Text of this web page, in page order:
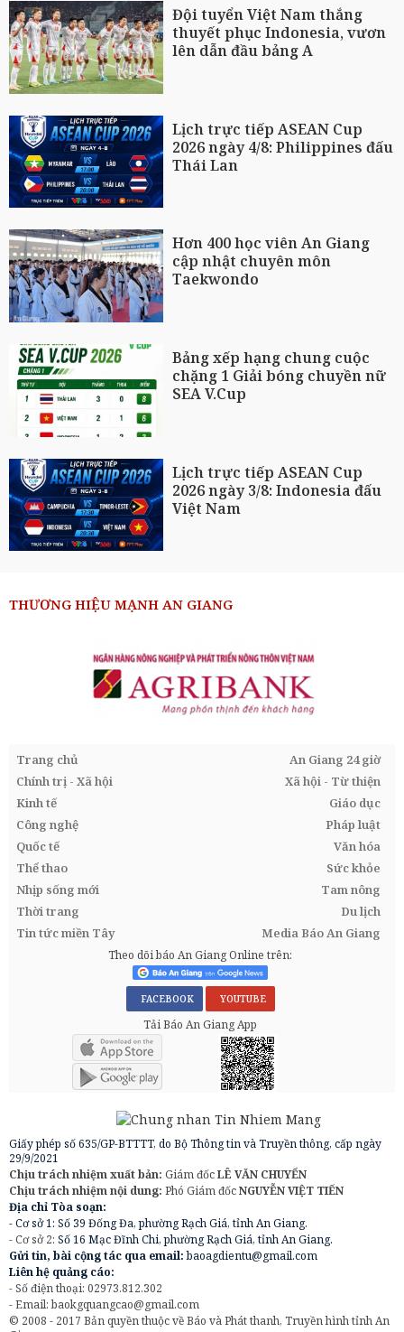
Đội tuyển Việt Nam thắng
thuyết phục Indonesia, vươn
lên dẫn đầu bảng A
Lịch trực tiếp ASEAN Cup
2026 ngày 4/8: Philippines đấu
Thái Lan
Hơn 400 học viên An Giang
cập nhật chuyên môn
Taekwondo
Bảng xếp hạng chung cuộc
chặng 1 Giải bóng chuyền nữ
SEA V.Cup
Lịch trực tiếp ASEAN Cup
2026 ngày 3/8: Indonesia đấu
Việt Nam
THƯƠNG HIỆU MẠNH AN GIANG
Trang chủ
An Giang 24 giờ
Chính trị - Xã hội
Xã hội - Từ thiện
Kinh tế
Giáo dục
Công nghệ
Pháp luật
Quốc tế
Văn hóa
Thể thao
Sức khỏe
Nhịp sống mới
Tam nông
Thời trang
Du lịch
Tin tức miền Tây
Media Báo An Giang
Theo dõi báo An Giang Online trên:
FACEBOOK YOUTUBE
Tải Báo An Giang App
Giấy phép số 635/GP-BTTTT, do Bộ Thông tin và Truyền thông, cấp ngày
29/9/2021
Chịu trách nhiệm xuất bản: Giám đốcLÊ VĂN CHUYỂN
Chịu trách nhiệm nội dung: Phó Giám đốcNGUYỄN VIỆT TIẾN
Địa chỉ Tòa soạn:
- Cơ sở 1: Số 39 Đống Đa, phường Rạch Giá, tỉnh An Giang.
- Cơ sở 2: Số 16 Mạc Đĩnh Chi, phường Rạch Giá, tỉnh An Giang.
Gửi tin, bài cộng tác qua email:baoagdientu@gmail.com
Liên hệ quảng cáo:
- Số điện thoại: 02973.812.302
- Email:baokgquangcao@gmail.com
© 2008 - 2017 Bản quyền thuộc về Báo và Phát thanh, Truyền hình tỉnh An